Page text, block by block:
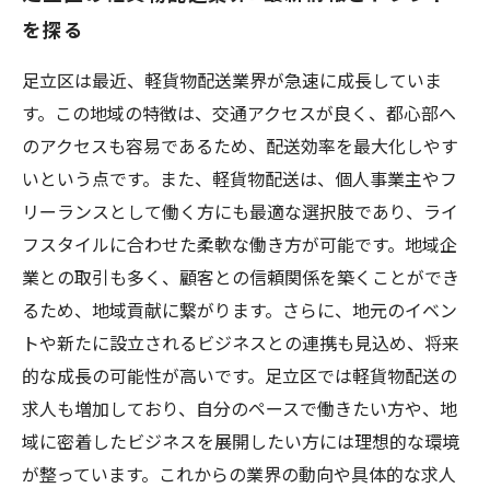
を探る
足立区は最近、軽貨物配送業界が急速に成長していま
す。この地域の特徴は、交通アクセスが良く、都心部へ
のアクセスも容易であるため、配送効率を最大化しやす
いという点です。また、軽貨物配送は、個人事業主やフ
リーランスとして働く方にも最適な選択肢であり、ライ
フスタイルに合わせた柔軟な働き方が可能です。地域企
業との取引も多く、顧客との信頼関係を築くことができ
るため、地域貢献に繋がります。さらに、地元のイベン
トや新たに設立されるビジネスとの連携も見込め、将来
的な成長の可能性が高いです。足立区では軽貨物配送の
求人も増加しており、自分のペースで働きたい方や、地
域に密着したビジネスを展開したい方には理想的な環境
が整っています。これからの業界の動向や具体的な求人